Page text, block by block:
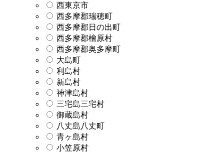
西東京市
西多摩郡瑞穂町
西多摩郡日の出町
西多摩郡檜原村
西多摩郡奥多摩町
大島町
利島村
新島村
神津島村
三宅島三宅村
御蔵島村
八丈島八丈町
青ヶ島村
小笠原村